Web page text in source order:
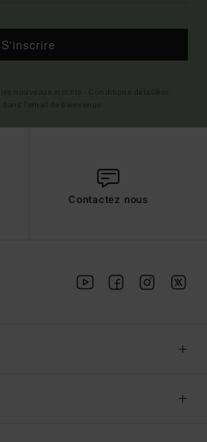
S'inscrire
Contactez nous